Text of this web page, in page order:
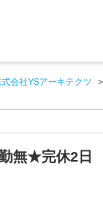
式会社YSアーキテクツ
無★完休2日